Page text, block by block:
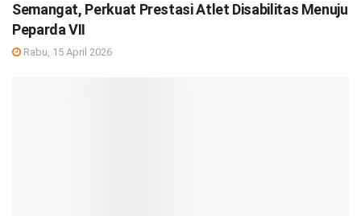
Semangat, Perkuat Prestasi Atlet Disabilitas Menuju
Peparda VII
Rabu, 15 April 2026